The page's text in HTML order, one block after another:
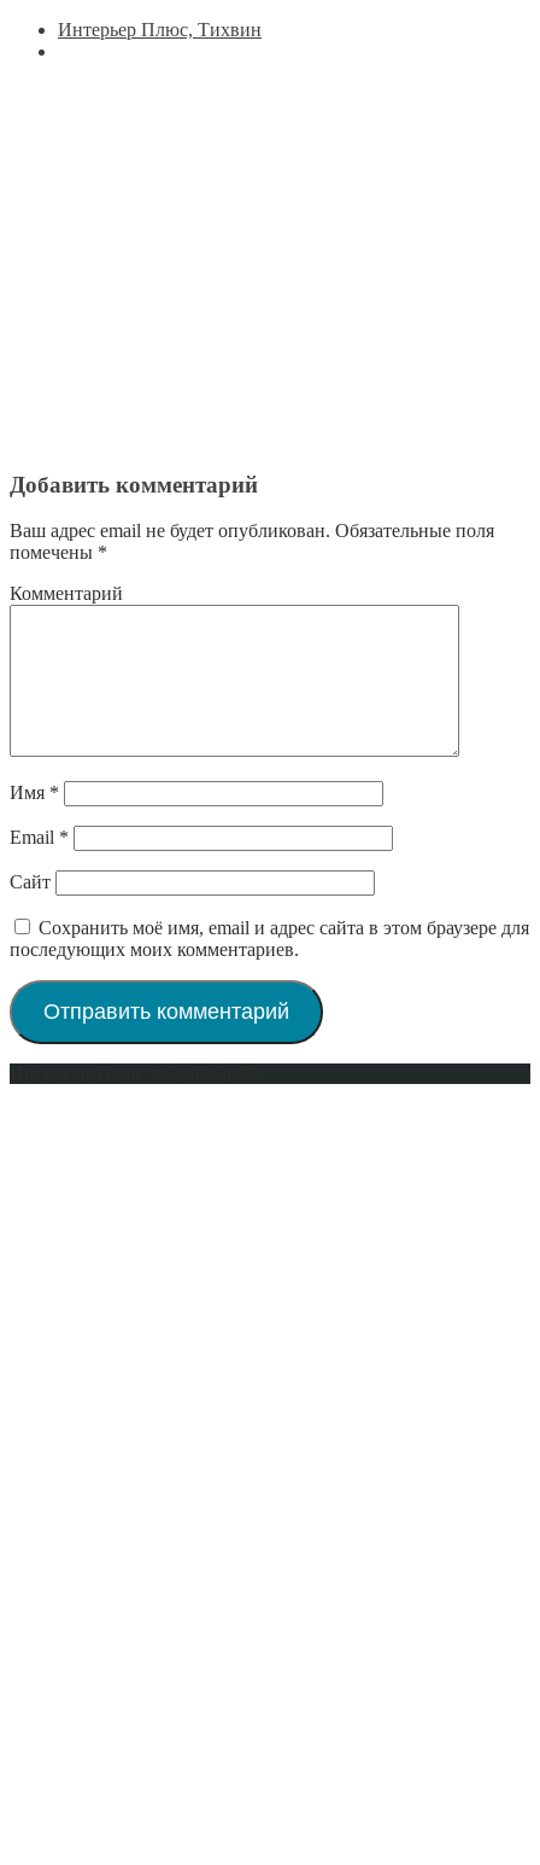
Интерьер Плюс, Тихвин
Добавить комментарий
Ваш адрес email не будет опубликован. Обязательные поля
помечены *
Комментарий
Имя *
Email *
Сайт
Сохранить моё имя, email и адрес сайта в этом браузере для
последующих моих комментариев.